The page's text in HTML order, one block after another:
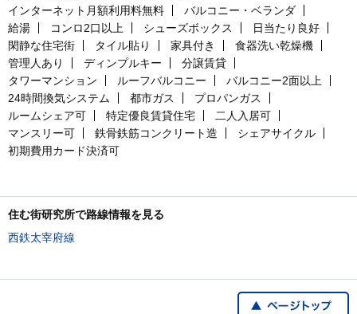
インターネット月額利用料無料
バルコニー・ベランダ
給湯
コンロ2口以上 シューズボックス
日当たり良好
閑静な住宅街
タイル貼り 家具付き
食器洗い乾燥機
管理人あり
ディンプルキー
分譲賃貸
タワーマンション
ルーフバルコニー
バルコニー2面以上
24時間換気システム
都市ガス
プロパンガス
ルームシェア可
特定優良賃貸住宅
二人入居可
マンスリー可
鉄骨鉄筋コンクリート造
シェアサイクル
初期費用カード決済可
住む街研究所で路線情報を見る
西鉄太宰府線